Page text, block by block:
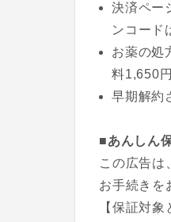
決済ペー
ンコード
お薬の処
料1,650
早期解約
■あんしん
この広告は
お手続きを
【保証対